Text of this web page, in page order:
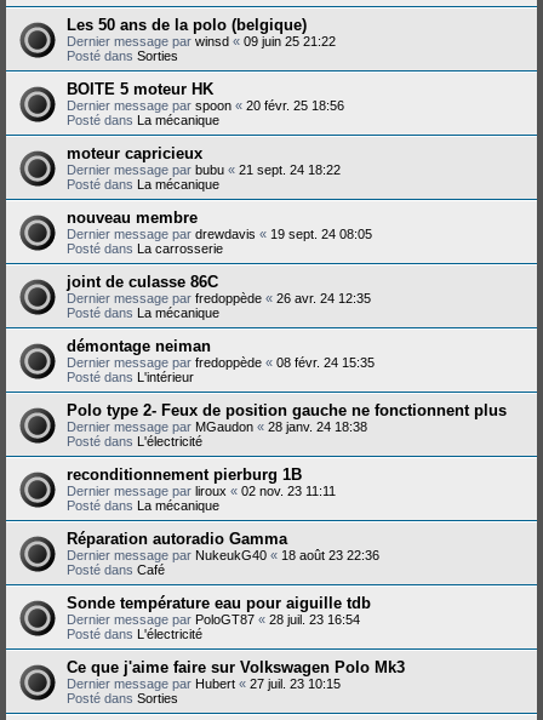
Les 50 ans de la polo (belgique)
Dernier message par winsd « 09 juin 25 21:22
Posté dans Sorties
BOITE 5 moteur HK
Dernier message par spoon « 20 févr. 25 18:56
Posté dans La mécanique
moteur capricieux
Dernier message par bubu « 21 sept. 24 18:22
Posté dans La mécanique
nouveau membre
Dernier message par drewdavis « 19 sept. 24 08:05
Posté dans La carrosserie
joint de culasse 86C
Dernier message par fredoppède « 26 avr. 24 12:35
Posté dans La mécanique
démontage neiman
Dernier message par fredoppède « 08 févr. 24 15:35
Posté dans L'intérieur
Polo type 2- Feux de position gauche ne fonctionnent plus
Dernier message par MGaudon « 28 janv. 24 18:38
Posté dans L'électricité
reconditionnement pierburg 1B
Dernier message par liroux « 02 nov. 23 11:11
Posté dans La mécanique
Réparation autoradio Gamma
Dernier message par NukeukG40 « 18 août 23 22:36
Posté dans Café
Sonde température eau pour aiguille tdb
Dernier message par PoloGT87 « 28 juil. 23 16:54
Posté dans L'électricité
Ce que j'aime faire sur Volkswagen Polo Mk3
Dernier message par Hubert « 27 juil. 23 10:15
Posté dans Sorties